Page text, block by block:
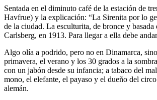
Sentada en el diminuto café de la estación de
Havfrue) y la explicación: “La Sirenita por lo
de la ciudad. La esculturita, de bronce y
Carlsberg, en 1913. Para llegar a ella debe
Algo olía a podrido, pero no en Dinamarca,
primavera, el verano y los 30 grados a la
con un jabón desde su infancia; a tabaco del
mono, el elefante, el payaso y el dueño del
alemán.